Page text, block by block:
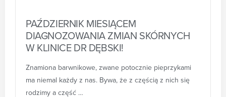
PAŹDZIERNIK MIESIĄCEM
DIAGNOZOWANIA ZMIAN SKÓRNYCH
W KLINICE DR DĘBSKI!
Znamiona barwnikowe, zwane potocznie pieprzykami
ma niemal każdy z nas. Bywa, że z częścią z nich się
rodzimy a część …